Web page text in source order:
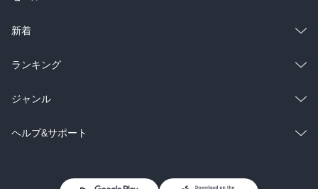
ラノベ
雑誌・グラビア
BL・TL
総合
ラノベ
雑誌・グラビア
BL・TL
新着
総合
ラノベ
雑誌・グラビア
ランキング
総合
ラノベ
ジャンル
コミック
ヘルプ&サポート